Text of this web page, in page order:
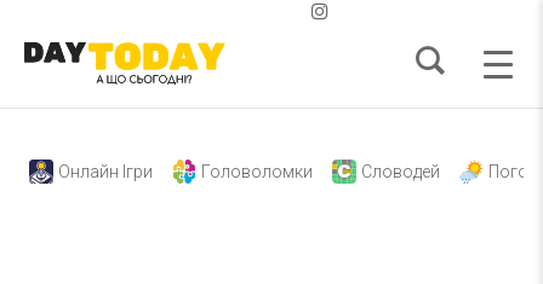
Онлайн Ігри Головоломки Словодей